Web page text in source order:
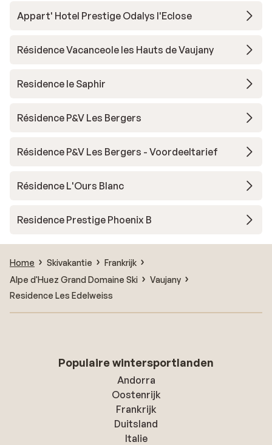
Appart' Hotel Prestige Odalys l'Eclose
Résidence Vacanceole les Hauts de Vaujany
Residence le Saphir
Résidence P&V Les Bergers
Résidence P&V Les Bergers - Voordeeltarief
Résidence L'Ours Blanc
Residence Prestige Phoenix B
Home Skivakantie
Frankrijk
Alpe d'Huez Grand Domaine Ski
Vaujany
Residence Les Edelweiss
Populaire wintersportlanden
Andorra
Oostenrijk
Frankrijk
Duitsland
Italie